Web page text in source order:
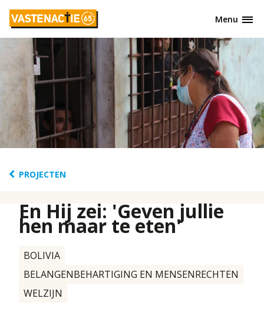
Overslaan
naar
inhoud
gaan
Menu
PROJECTEN
En Hij zei: 'Geven jullie
hen maar te eten'
BOLIVIA
BELANGENBEHARTIGING EN MENSENRECHTEN
WELZIJN